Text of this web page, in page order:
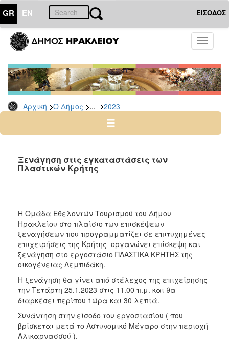
GR EN ΕΙΣΟΔΟΣ
Toggle
Αρχική Ο Δήμος ... 2023
ΔΗΜΟΣ
Δελτία
Τύπου
Αρχείο
2026
2024
2022
2019
2018
2017
2016
2015
2013
2012
2011
2010
Ξενάγηση στις εγκαταστάσεις των
Πλαστικών Κρήτης
Η Ομάδα Εθελοντών Τουρισμού του Δήμου
Ηρακλείου στο πλαίσιο των επισκέψεων –
ξεναγήσεων που προγραμματίζει σε επιτυχημένες
επιχειρήσεις της Κρήτης οργανώνει επίσκεψη και
ξενάγηση στο εργοστάσιο ΠΛΑΣΤΙΚΑ ΚΡΗΤΗΣ της
οικογένειας Λεμπιδάκη.
Η ξενάγηση θα γίνει από στέλεχος της επιχείρησης
την Τετάρτη 25.1.2023 στις 11.00 π.μ. και θα
διαρκέσει περίπου 1ώρα και 30 λεπτά.
Συνάντηση στην είσοδο του εργοστασίου ( που
βρίσκεται μετά το Αστυνομικό Μέγαρο στην περιοχή
Αλικαρνασσού ).